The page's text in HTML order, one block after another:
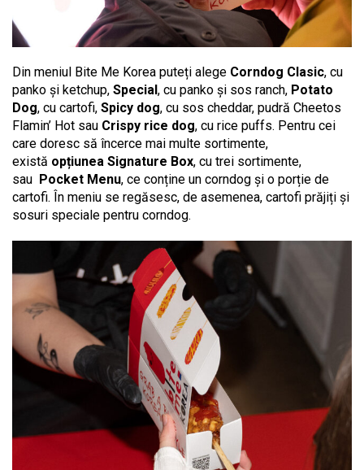
Din meniul Bite Me Korea puteți alege Corndog Clasic, cu
panko și ketchup, Special , cu panko și sos ranch, Potato
Dog, cu cartofi, Spicy dog, cu sos cheddar, pudră Cheetos
Flamin’ Hot sau Crispy rice dog, cu rice puffs. Pentru cei
care doresc să încerce mai multe sortimente,
există opțiunea Signature Box, cu trei sortimente,
sau Pocket Menu, ce conține un corndog și o porție de
cartofi. În meniu se regăsesc, de asemenea, cartofi prăjiți și
sosuri speciale pentru corndog.